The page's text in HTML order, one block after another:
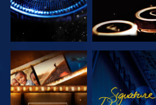
VERKEN DE
SERIE
KIJK